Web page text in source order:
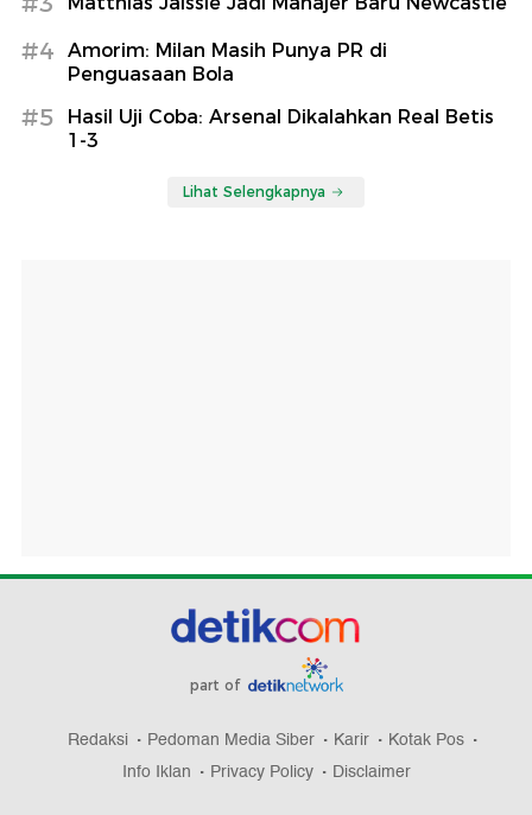
#4
Amorim: Milan Masih Punya PR di
Penguasaan Bola
#5
Hasil Uji Coba: Arsenal Dikalahkan Real Betis
1-3
Lihat Selengkapnya
part of
Redaksi Pedoman Media Siber Karir
Kotak Pos
Info Iklan
Privacy Policy Disclaimer